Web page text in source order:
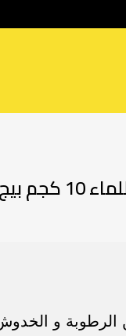
بيج
الرطوبة و